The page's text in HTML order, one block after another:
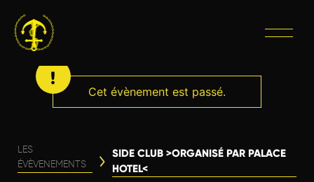
Cet évènement est passé.
LES
ÉVÈVENEMENTS
SIDE CLUB >ORGANISÉ PAR PALACE
HOTEL<